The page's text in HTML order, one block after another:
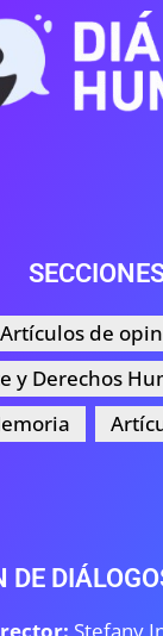
Artículos de
y Derechos
DE